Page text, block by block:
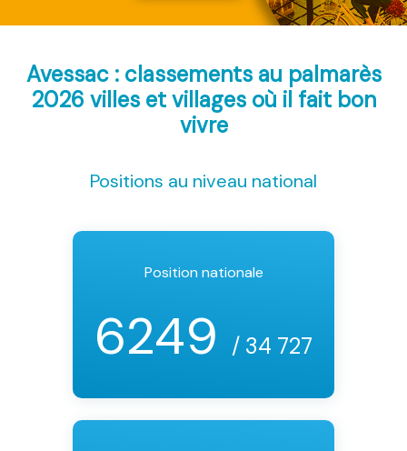
Avessac : classements au palmarès
2026 villes et villages où il fait bon
vivre
Positions au niveau national
Position nationale
6249 / 34 727